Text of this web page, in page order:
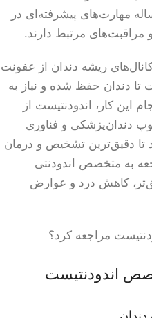
مهارت‌های پیشرفته‌ای در
مرتبط دارند.
ریشه دندان از عفونت
تا دندان حفظ شده و نیاز به
کار، اندودنتیست از
دندان‌پزشکی و فناوری
تا دقیق‌ترین تشخیص و درمان
به متخصص اندودنتی
کاهش درد و عوارض
اندودنتیست